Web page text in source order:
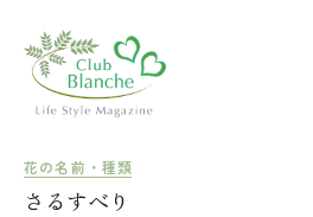
花の名前・種類
さるすべり